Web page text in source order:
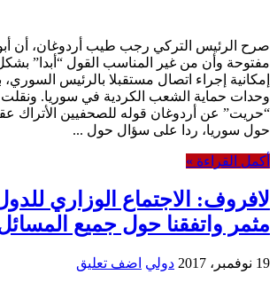
صرح الرئيس التركي رجب طيب أردوغان، أن
مفتوحة وأن من غير المناسب القول “أبدا”
إمكانية إجراء اتصال مستقبلا بالرئيس
وحدات حماية الشعب الكردية في سوريا.
“حريت” عن أردوغان قوله للصحفيين
حول سوريا، ردا على سؤال حول ...
أكمل القراءة »
لافروف: الاجتماع الوزاري
مثمر واتفقنا حول جميع
19 نوفمبر، 2017 دولي اضف تعليق